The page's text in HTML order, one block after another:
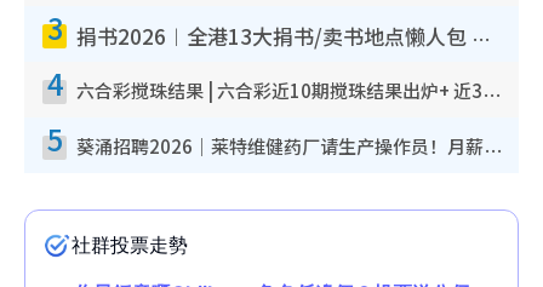
3 捐书2026︱全港13大捐书/卖书地点懒人包 二手课本最高$150＋旧书换免费咖啡/戏票
4 六合彩搅珠结果 | 六合彩近10期搅珠结果出炉+ 近30期最旺热门中奖号码
5 葵涌招聘2026｜莱特维健药厂请生产操作员！月薪高达$1.7万 冷气厂房/五天工作/保障双粮